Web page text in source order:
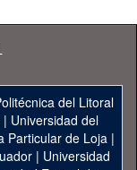
del Litoral
| Universidad del
Particular de Loja|
| Universidad